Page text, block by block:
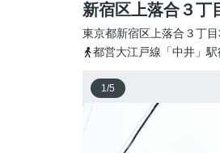
新宿区上落合３丁
東京都新宿区 上落合 ３丁
都営大江戸線「中井」
1/5